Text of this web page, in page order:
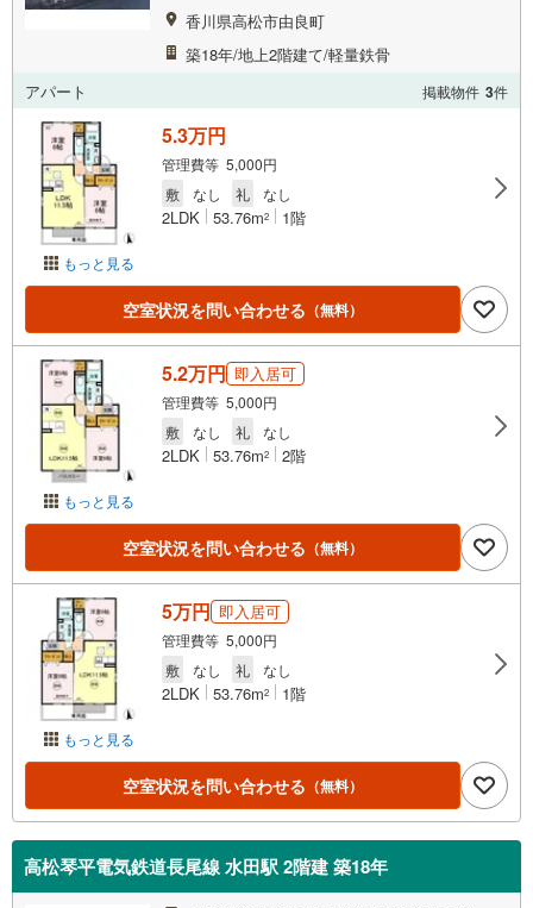
香川県高松市由良町
築18年/地上2階建て/軽量鉄骨
アパート
掲載物件 3件
もっと見る
5.3万円
管理費等 5,000円
敷
なし 礼 なし
2LDK 53.76m2 1階
空室状況を問い合わせる （無料）
もっと見る
5.2万円 即入居可
管理費等 5,000円
敷
なし 礼 なし
2LDK 53.76m2 2階
空室状況を問い合わせる （無料）
もっと見る
5万円 即入居可
管理費等 5,000円
敷
なし 礼 なし
2LDK 53.76m2 1階
空室状況を問い合わせる （無料）
高松琴平電気鉄道長尾線 水田駅 2階建 築18年